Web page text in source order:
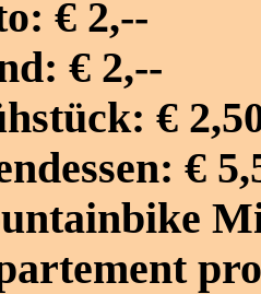
€ 2,--
€ 2,--
€
€